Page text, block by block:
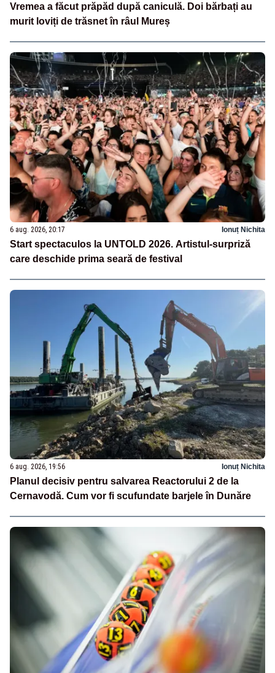
Vremea a făcut prăpăd după caniculă. Doi bărbați au
murit loviți de trăsnet în râul Mureș
6 aug. 2026, 20:17 Ionuț Nichita
Start spectaculos la UNTOLD 2026. Artistul-surpriză
care deschide prima seară de festival
6 aug. 2026, 19:56 Ionuț Nichita
Planul decisiv pentru salvarea Reactorului 2 de la
Cernavodă. Cum vor fi scufundate barjele în Dunăre